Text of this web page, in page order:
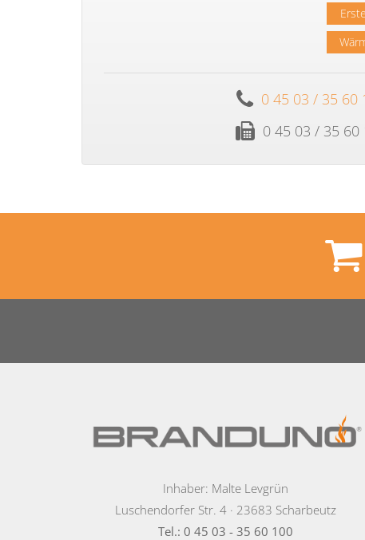
0 45 03 / 35 60
0 45 03 / 35 60
Inhaber: Malte Levgrün
Luschendorfer Str. 4 · 23683 Scharbeutz
Tel.: 0 45 03 - 35 60 100